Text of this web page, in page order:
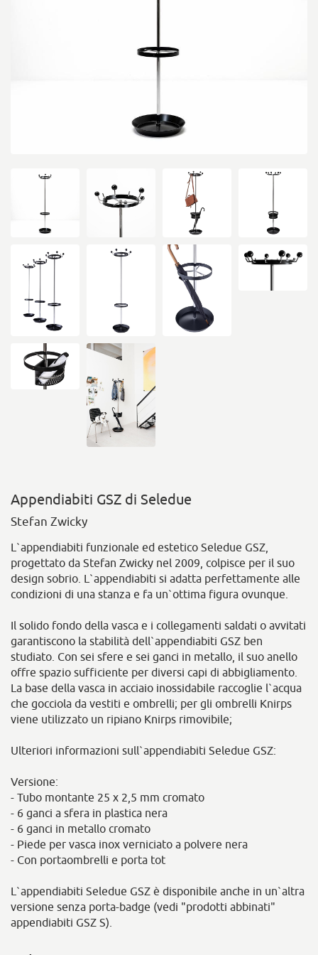
Appendiabiti GSZ di Seledue
Stefan Zwicky
L`appendiabiti funzionale ed estetico Seledue GSZ,
progettato da Stefan Zwicky nel 2009, colpisce per il suo
design sobrio. L`appendiabiti si adatta perfettamente alle
condizioni di una stanza e fa un`ottima figura ovunque.
Il solido fondo della vasca e i collegamenti saldati o avvitati
garantiscono la stabilità dell`appendiabiti GSZ ben
studiato. Con sei sfere e sei ganci in metallo, il suo anello
offre spazio sufficiente per diversi capi di abbigliamento.
La base della vasca in acciaio inossidabile raccoglie l`acqua
che gocciola da vestiti e ombrelli; per gli ombrelli Knirps
viene utilizzato un ripiano Knirps rimovibile;
Ulteriori informazioni sull`appendiabiti Seledue GSZ:
Versione:
- Tubo montante 25 x 2,5 mm cromato
- 6 ganci a sfera in plastica nera
- 6 ganci in metallo cromato
- Piede per vasca inox verniciato a polvere nera
- Con portaombrelli e porta tot
L`appendiabiti Seledue GSZ è disponibile anche in un`altra
versione senza porta-badge (vedi "prodotti abbinati"
appendiabiti GSZ S).